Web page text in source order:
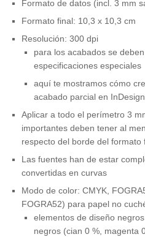
Formato de datos (incl. 3 mm
Formato final: 10,3 x 10,3 cm
Resolución: 300 dpi
para los acabados se
especificaciones especiales
aquí te mostramos cómo
acabado parcial en InDesign
Aplicar a todo el perímetro 3
importantes deben tener al
respecto del borde del formato
Las fuentes han de estar
convertidas en curvas
Modo de color: CMYK,
FOGRA52) para papel no
elementos de diseño
negros (cian 0 %, magenta